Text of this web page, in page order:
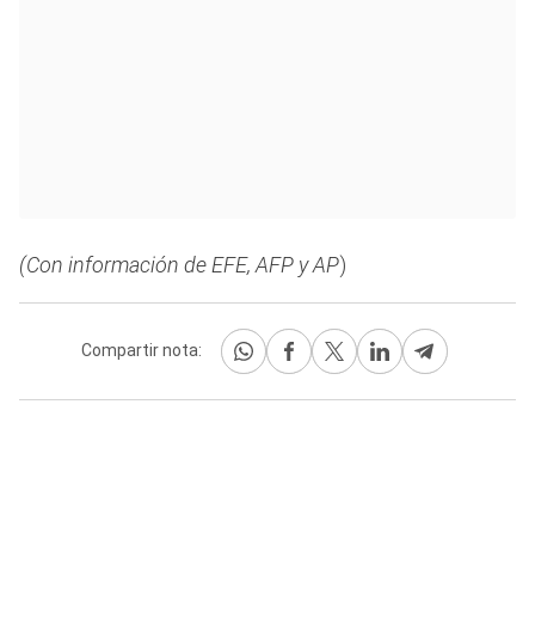
(Con información de EFE, AFP y AP)
Compartir nota: